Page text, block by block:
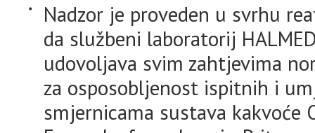
Nadzor je proveden u svrhu
da službeni laboratorij
udovoljava svim zahtjevima
za osposobljenost ispitnih i
smjernicama sustava kakvoće